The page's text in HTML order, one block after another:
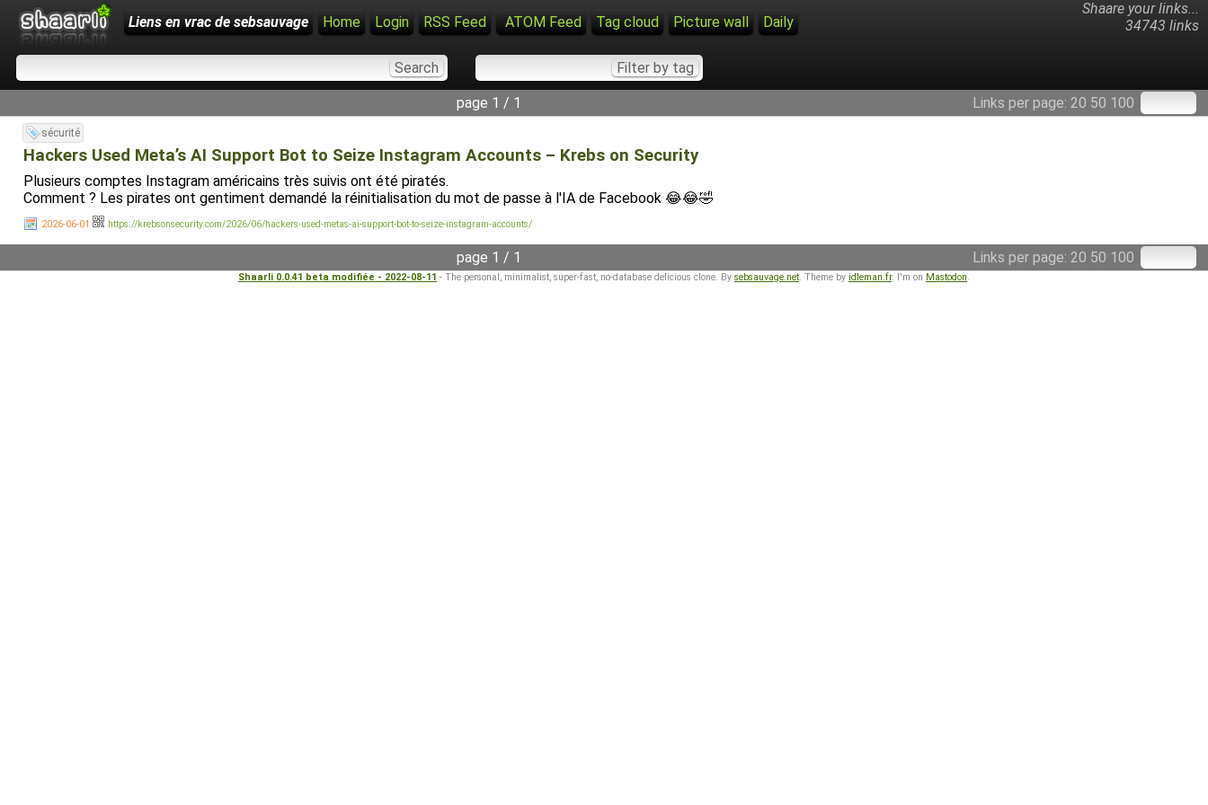
Shaare your links...
34743 links
Liens en vrac de sebsauvage Home Login RSS Feed ATOM Feed Tag cloud Picture wall Daily
Links per page: 20 50 100
page 1 / 1
sécurité
Hackers Used Meta’s AI Support Bot to Seize Instagram Accounts – Krebs on Security
Plusieurs comptes Instagram américains très suivis ont été piratés.
Comment ? Les pirates ont gentiment demandé la réinitialisation du mot de passe à l'IA de Facebook 😂😂🤣
2026-06-01 https://krebsonsecurity.com/2026/06/hackers-used-metas-ai-support-bot-to-seize-instagram-accounts/
Links per page: 20 50 100
page 1 / 1
Shaarli 0.0.41 beta modifiée - 2022-08-11 - The personal, minimalist, super-fast, no-database delicious clone. By sebsauvage.net. Theme by idleman.fr. I'm on Mastodon.